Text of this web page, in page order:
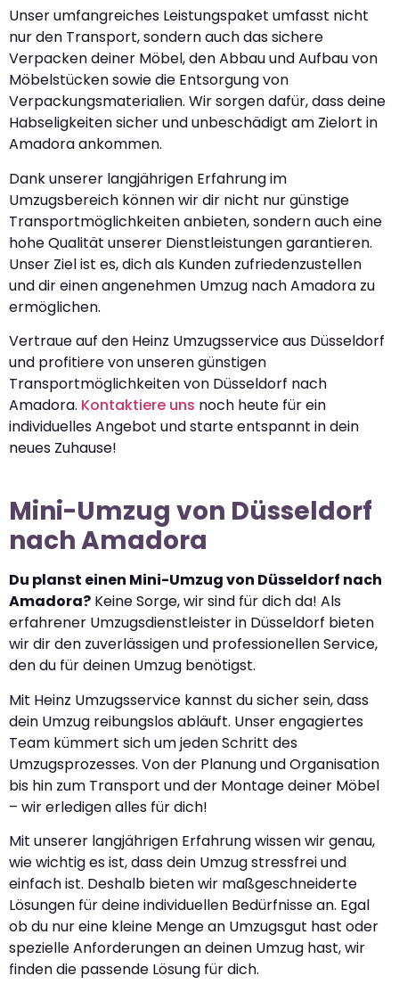
Unser umfangreiches Leistungspaket umfasst nicht
nur den Transport, sondern auch das sichere
Verpacken deiner Möbel, den Abbau und Aufbau von
Möbelstücken sowie die Entsorgung von
Verpackungsmaterialien. Wir sorgen dafür, dass deine
Habseligkeiten sicher und unbeschädigt am Zielort in
Amadora ankommen.
Dank unserer langjährigen Erfahrung im
Umzugsbereich können wir dir nicht nur günstige
Transportmöglichkeiten anbieten, sondern auch eine
hohe Qualität unserer Dienstleistungen garantieren.
Unser Ziel ist es, dich als Kunden zufriedenzustellen
und dir einen angenehmen Umzug nach Amadora zu
ermöglichen.
Vertraue auf den Heinz Umzugsservice aus Düsseldorf
und profitiere von unseren günstigen
Transportmöglichkeiten von Düsseldorf nach
Amadora. Kontaktiere uns noch heute für ein
individuelles Angebot und starte entspannt in dein
neues Zuhause!
Mini-Umzug von Düsseldorf
nach Amadora
Du planst einen Mini-Umzug von Düsseldorf nach
Amadora? Keine Sorge, wir sind für dich da! Als
erfahrener Umzugsdienstleister in Düsseldorf bieten
wir dir den zuverlässigen und professionellen Service,
den du für deinen Umzug benötigst.
Mit Heinz Umzugsservice kannst du sicher sein, dass
dein Umzug reibungslos abläuft. Unser engagiertes
Team kümmert sich um jeden Schritt des
Umzugsprozesses. Von der Planung und Organisation
bis hin zum Transport und der Montage deiner Möbel
– wir erledigen alles für dich!
Mit unserer langjährigen Erfahrung wissen wir genau,
wie wichtig es ist, dass dein Umzug stressfrei und
einfach ist. Deshalb bieten wir maßgeschneiderte
Lösungen für deine individuellen Bedürfnisse an. Egal
ob du nur eine kleine Menge an Umzugsgut hast oder
spezielle Anforderungen an deinen Umzug hast, wir
finden die passende Lösung für dich.